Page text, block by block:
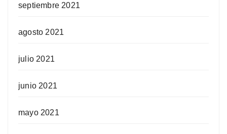
septiembre 2021
agosto 2021
julio 2021
junio 2021
mayo 2021